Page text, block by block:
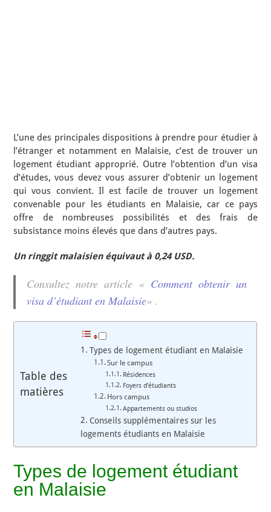
L’une des principales dispositions à prendre pour étudier à
l’étranger et notamment en Malaisie, c’est de trouver un
logement étudiant approprié. Outre l’obtention d’un visa
d’études, vous devez vous assurer d’obtenir un logement
qui vous convient. Il est facile de trouver un logement
convenable pour les étudiants en Malaisie, car ce pays
offre de nombreuses possibilités et des frais de
subsistance moins élevés que dans d’autres pays.
Un ringgit malaisien équivaut à 0,24 USD.
Consultez notre article « Comment obtenir un
visa d’étudiant en Malaisie« .
Table des
matières
Types de logement étudiant en Malaisie
Sur le campus
Résidences
Foyers d’étudiants
Hors campus
Appartements ou studios
Conseils supplémentaires sur les
logements étudiants en Malaisie
Types de logement étudiant
en Malaisie